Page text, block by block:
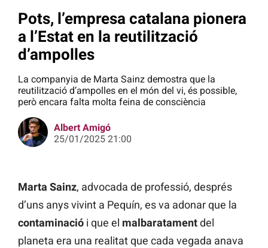
Pots, l’empresa catalana pionera
a l’Estat en la reutilització
d’ampolles
La companyia de Marta Sainz demostra que la
reutilització d’ampolles en el món del vi, és possible,
però encara falta molta feina de consciència
Albert Amigó
25/01/2025 21:00
Marta Sainz, advocada de professió, després
d’uns anys vivint a Pequín, es va adonar que la
contaminació i que el malbaratamentdel
planeta era una realitat que cada vegada anava